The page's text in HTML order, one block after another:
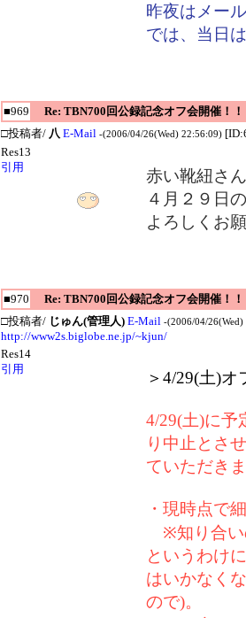
昨夜はメー
では、当日
■969 Re: TBN700回公録記念オフ会開催！！
□投稿者/ 八 E-Mail -(2006/04/26(Wed) 22:56:09)
Res13
引用
赤い靴紐さ
４月２９日
よろしくお
■970 Re: TBN700回公録記念オフ会開催！！
□投稿者/ じゅん(管理人) E-Mail -(2006/04/26(Wed)
http://www2s.biglobe.ne.jp/~kjun/
Res14
引用
＞4/29(土)
4/29(土)に予
り中止とさせ
ていただき
・現時点で
※知り合い
というわけに
はいかなく
ので)。